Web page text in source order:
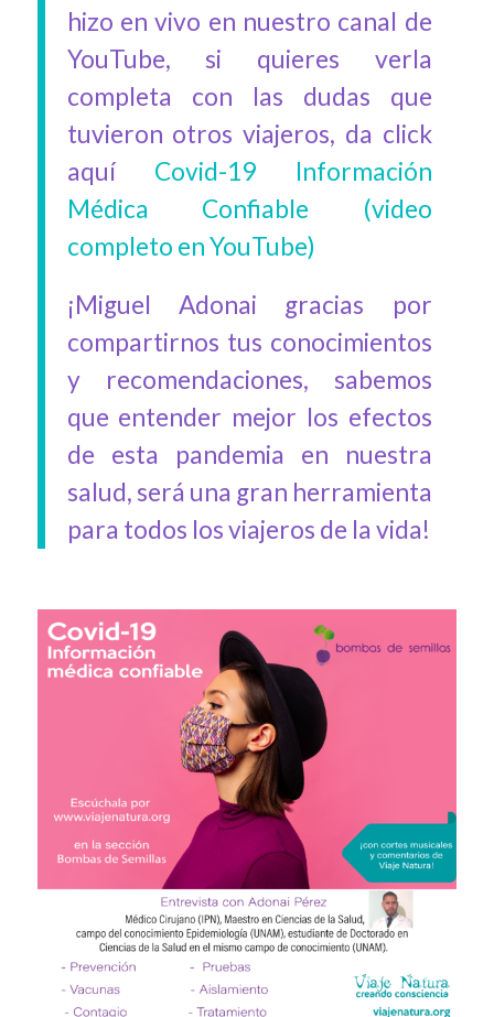
hizo en vivo en nuestro canal de
YouTube, si quieres verla
completa con las dudas que
tuvieron otros viajeros, da click
aquí Covid-19 Información
Médica Confiable (video
completo en YouTube)
¡Miguel Adonai gracias por
compartirnos tus conocimientos
y recomendaciones, sabemos
que entender mejor los efectos
de esta pandemia en nuestra
salud, será una gran herramienta
para todos los viajeros de la vida!